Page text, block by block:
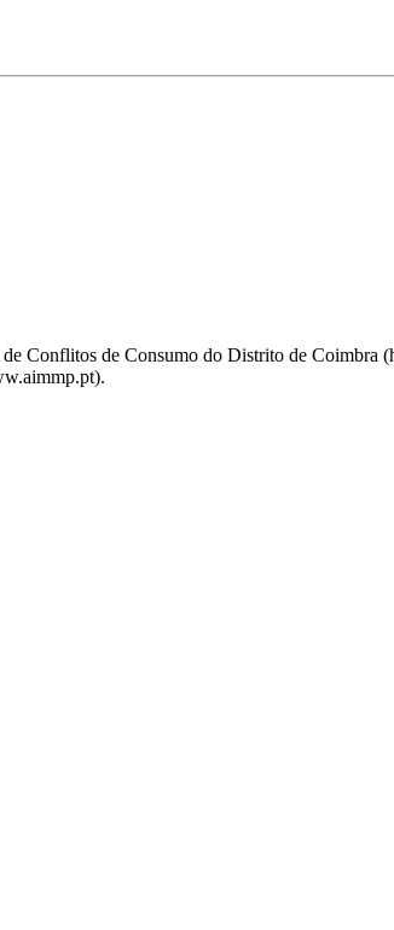
Conflitos de Consumo do Distrito de